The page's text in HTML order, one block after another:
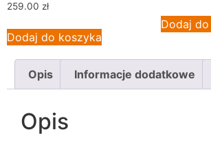
259.00 zł
Dodaj do koszyka
Dodaj
Opis Informacje dodatkowe
Opis